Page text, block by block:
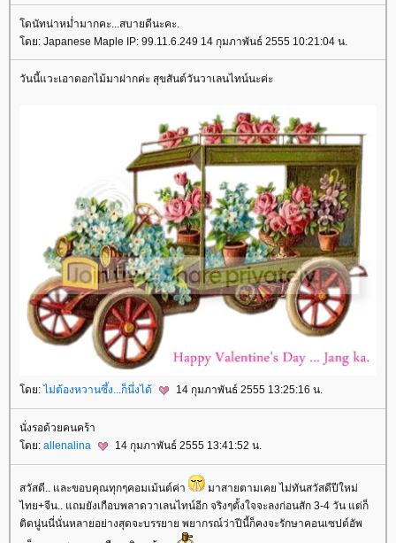
ดนัทน่าหม่ำมากคะ...สบายดีนะคะ.
ดย: Japanese Maple IP: 99.11.6.249 14 กุมภาพันธ์ 2555 10:21:04 น.
วันนี้แวะเอาดอกไม้มาฝากค่ะ สุขสันต์วันวาเลนไทน์นะค่ะ
ดย:ไม่ต้องหวานซึ้ง...ก็นึ่งได้ 14 กุมภาพันธ์ 2555 13:25:16 น.
นั่งรอด้วยคนคร้า
ดย: allenalina 14 กุมภาพันธ์ 2555 13:41:52 น.
สวัสดี.. และขอบคุณทุกๆคอมเม้นต์ค่า
มาสายตามเคย ไม่ทันสวัสดีปีใหม่
ไทย+จีน.. แถมยังเกือบพลาดวาเลนไทน์อีก จริงๆตั้งใจจะลงก่อนสัก 3-4 วัน แต่ก็
ติดนู่นนี่นั่นหลายอย่างสุดจะบรรยาย พยากรณ์ว่าปีนี้ก็คงจะรักษาคอนเซปต์อัพ